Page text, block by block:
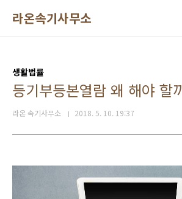
라온속기사무소
생활법률
등기부등본열람 왜 해야 할
라온 속기사무소 2018. 5. 10. 19:37